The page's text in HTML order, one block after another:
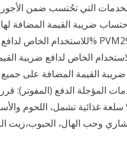
الخدمات التي تحُتسب ضمن
ضريبة القيمة المضافة
القيمة المضافة على
المؤجلة الدفع (المفوتر):
لقائمة تضم 94 سلعة غذائية تشمل،
وحب الهال، الحبوب،زيت